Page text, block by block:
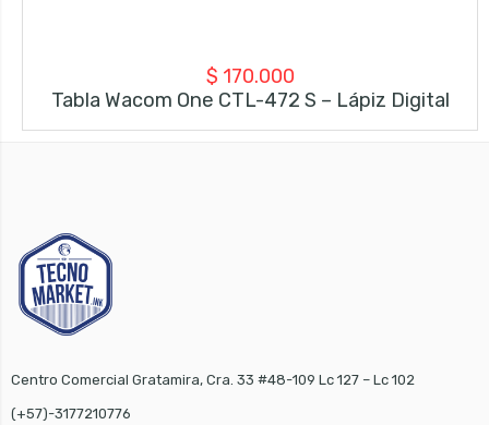
$ 170.000
Tabla Wacom One CTL-472 S – Lápiz Digital
Centro Comercial Gratamira, Cra. 33 #48-109 Lc 127 – Lc 102
(+57)-3177210776